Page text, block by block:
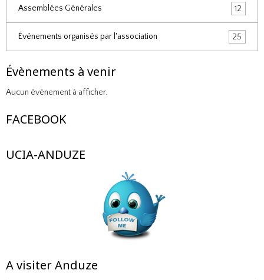
Assemblées Générales 12
Événements organisés par l'association 25
Évènements à venir
Aucun évènement à afficher.
FACEBOOK
UCIA-ANDUZE
A visiter Anduze